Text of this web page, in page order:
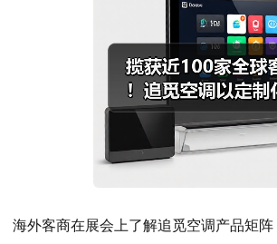
海外客商在展会上了解追觅空调产品矩阵